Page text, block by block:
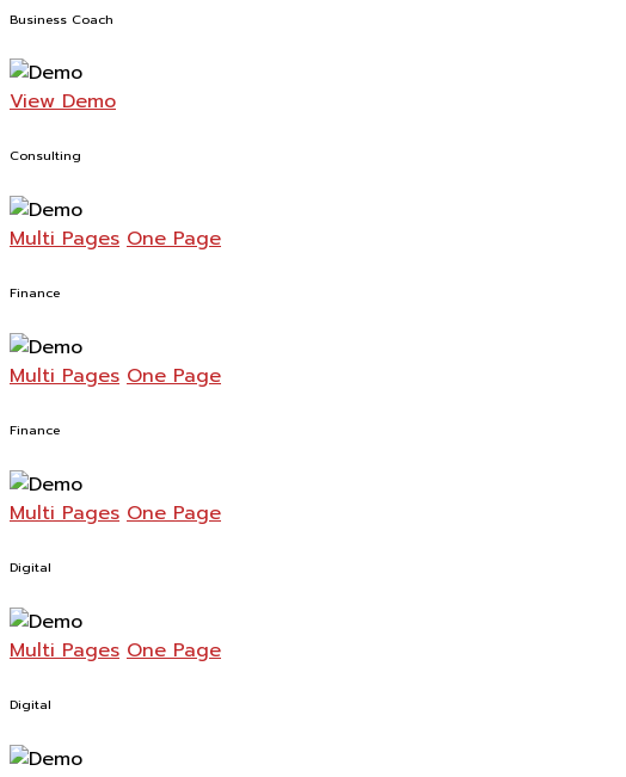
Business Coach
View Demo
Consulting
Multi Pages One Page
Finance
Multi Pages One Page
Finance
Multi Pages One Page
Digital
Multi Pages One Page
Digital